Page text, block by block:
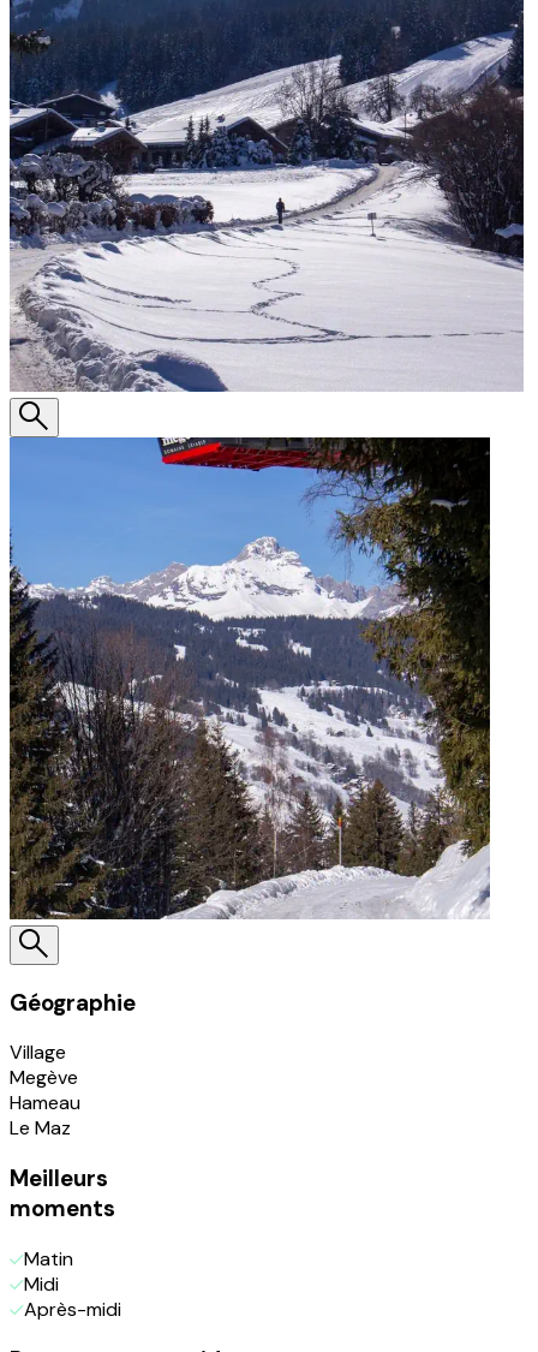
Géographie
Village
Megève
Hameau
Le Maz
Meilleurs
moments
Matin
Midi
Après-midi